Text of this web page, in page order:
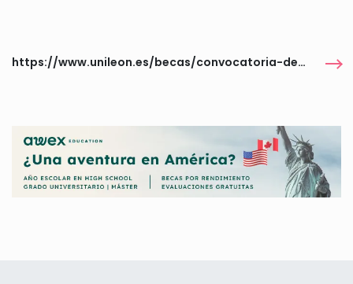
https://www.unileon.es/becas/convocatoria-de-ayudas-a-la-movilidad-de-corta-duracion-para-estudiantes-de-la-ule-con-el-1